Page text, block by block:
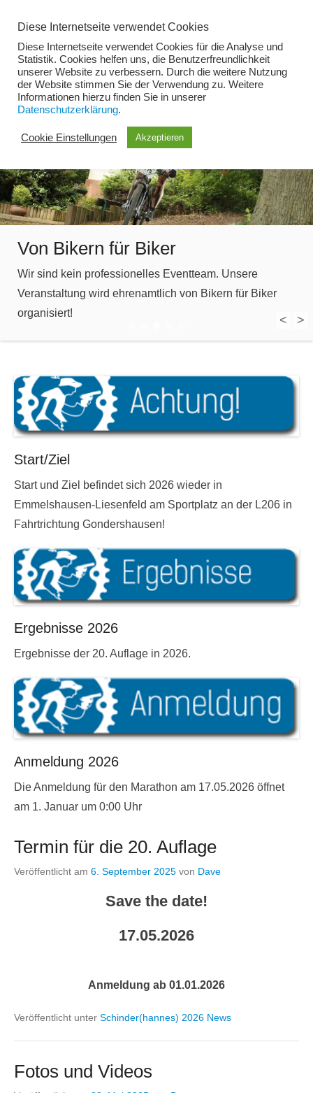
Inhalt
springen
Menü
Von Bikern für Biker
Wir sind kein professionelles Eventteam. Unsere
Veranstaltung wird ehrenamtlich von Bikern für Biker
organisiert!
< >
Start/Ziel
Start und Ziel befindet sich 2026 wieder in
Emmelshausen-Liesenfeld am Sportplatz an der L206 in
Fahrtrichtung Gondershausen!
Ergebnisse 2026
Ergebnisse der 20. Auflage in 2026.
Anmeldung 2026
Die Anmeldung für den Marathon am 17.05.2026 öffnet
am 1. Januar um 0:00 Uhr
Termin für die 20. Auflage
Veröffentlicht am 6. September 2025 von Dave
Save the date!
17.05.2026
Anmeldung ab 01.01.2026
Veröffentlicht unter Schinder(hannes) 2026 News
Fotos und Videos
Diese Internetseite verwendet Cookies
Diese Internetseite verwendet Cookies für die Analyse und
Statistik. Cookies helfen uns, die Benutzerfreundlichkeit
unserer Website zu verbessern. Durch die weitere Nutzung
der Website stimmen Sie der Verwendung zu. Weitere
Informationen hierzu finden Sie in unserer
Datenschutzerklärung.
Cookie Einstellungen Akzeptieren